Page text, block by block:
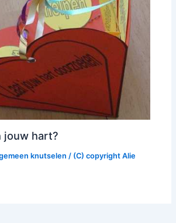
jouw hart?
knutselen / (C) copyrightAlie